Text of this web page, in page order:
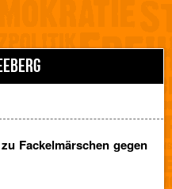
Fackelmärschen gegen